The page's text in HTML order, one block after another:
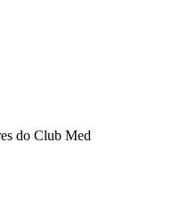
do Club Med